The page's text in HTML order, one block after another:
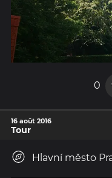
0
16 août 2016
Tour
Hlavní město